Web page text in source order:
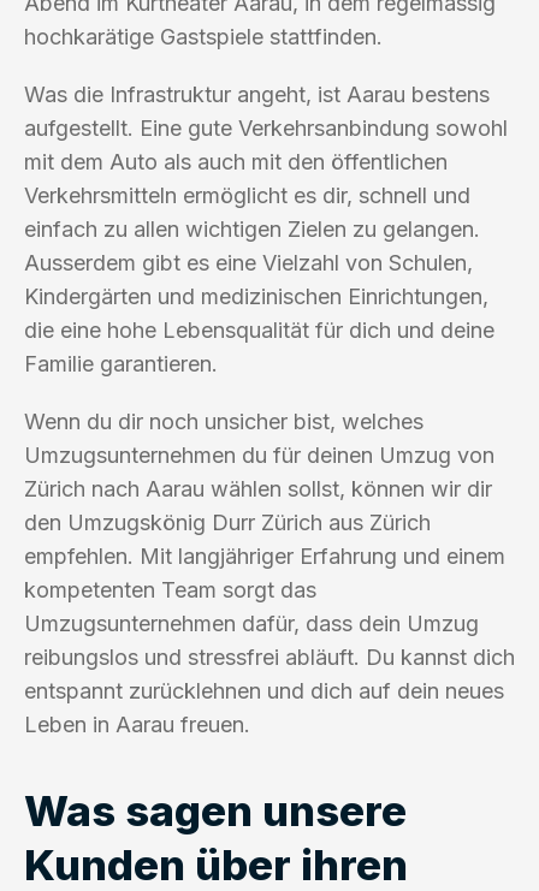
hochkarätige Gastspiele stattfinden.
Was die Infrastruktur angeht, ist Aarau bestens
aufgestellt. Eine gute Verkehrsanbindung sowohl
mit dem Auto als auch mit den öffentlichen
Verkehrsmitteln ermöglicht es dir, schnell und
einfach zu allen wichtigen Zielen zu gelangen.
Ausserdem gibt es eine Vielzahl von Schulen,
Kindergärten und medizinischen Einrichtungen,
die eine hohe Lebensqualität für dich und deine
Familie garantieren.
Wenn du dir noch unsicher bist, welches
Umzugsunternehmen du für deinen Umzug von
Zürich nach Aarau wählen sollst, können wir dir
den Umzugskönig Durr Zürich aus Zürich
empfehlen. Mit langjähriger Erfahrung und einem
kompetenten Team sorgt das
Umzugsunternehmen dafür, dass dein Umzug
reibungslos und stressfrei abläuft. Du kannst dich
entspannt zurücklehnen und dich auf dein neues
Leben in Aarau freuen.
Was sagen unsere
Kunden über ihren